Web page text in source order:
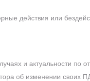
действия или
и актуальности
об изменении своих